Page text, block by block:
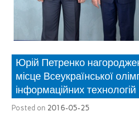
Юрій Петренко
місце Всеукраїнської
інформаційних технологій
Posted on 2016-05-25